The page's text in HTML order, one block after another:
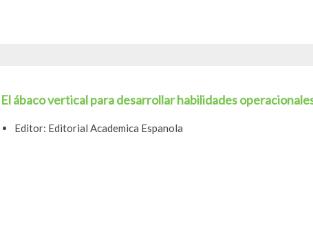
El ábaco vertical para desarrollar habilidades
Editor: Editorial Academica Espanola